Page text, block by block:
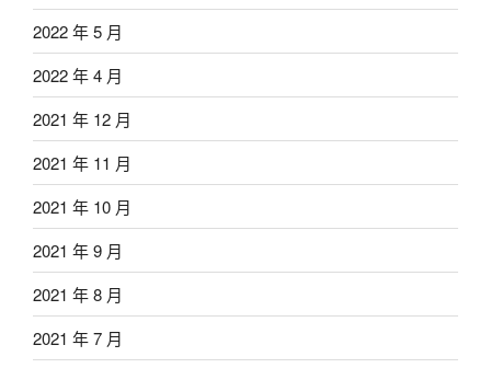
2022 年 5 月
2022 年 4 月
2021 年 12 月
2021 年 11 月
2021 年 10 月
2021 年 9 月
2021 年 8 月
2021 年 7 月